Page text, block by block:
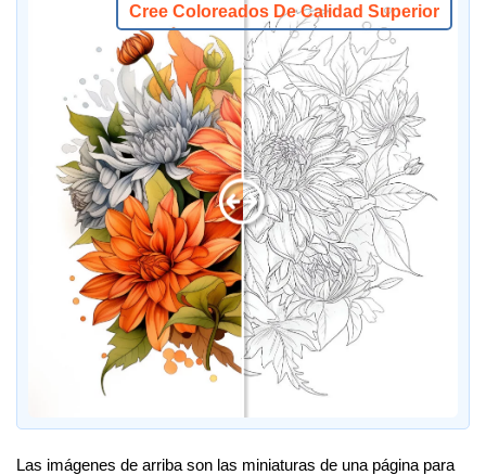
Cree Coloreados De Calidad Superior
Las imágenes de arriba son las miniaturas de una página para